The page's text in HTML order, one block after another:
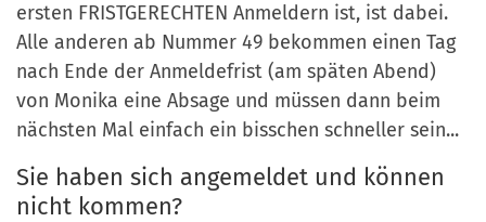
ersten FRISTGERECHTEN Anmeldern ist, ist dabei.
Alle anderen ab Nummer 49 bekommen einen Tag
nach Ende der Anmeldefrist (am späten Abend)
von Monika eine Absage und müssen dann beim
nächsten Mal einfach ein bisschen schneller sein...
Sie haben sich angemeldet und können
nicht kommen?